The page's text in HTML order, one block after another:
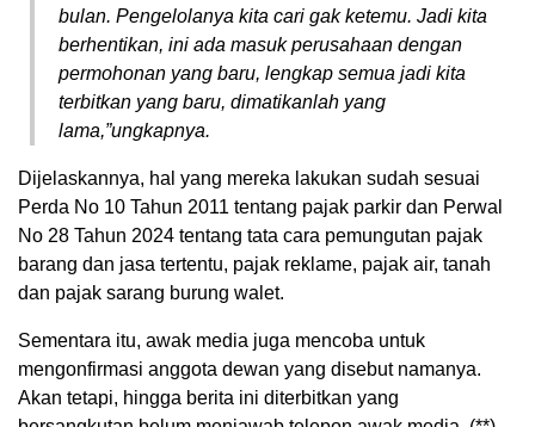
bulan. Pengelolanya kita cari gak ketemu. Jadi kita
berhentikan, ini ada masuk perusahaan dengan
permohonan yang baru, lengkap semua jadi kita
terbitkan yang baru, dimatikanlah yang
lama,”ungkapnya.
Dijelaskannya, hal yang mereka lakukan sudah sesuai
Perda No 10 Tahun 2011 tentang pajak parkir dan Perwal
No 28 Tahun 2024 tentang tata cara pemungutan pajak
barang dan jasa tertentu, pajak reklame, pajak air, tanah
dan pajak sarang burung walet.
Sementara itu, awak media juga mencoba untuk
mengonfirmasi anggota dewan yang disebut namanya.
Akan tetapi, hingga berita ini diterbitkan yang